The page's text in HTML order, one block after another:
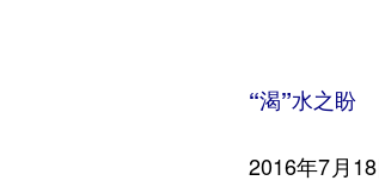
“渴”水之盼
2016年7月18日